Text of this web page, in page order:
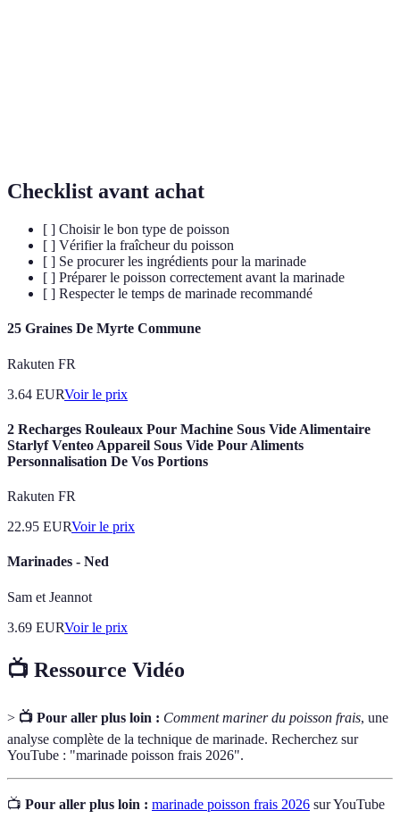
Checklist avant achat
[ ] Choisir le bon type de poisson
[ ] Vérifier la fraîcheur du poisson
[ ] Se procurer les ingrédients pour la marinade
[ ] Préparer le poisson correctement avant la marinade
[ ] Respecter le temps de marinade recommandé
25 Graines De Myrte Commune
Rakuten FR
3.64 EURVoir le prix
2 Recharges Rouleaux Pour Machine Sous Vide Alimentaire
Starlyf Venteo Appareil Sous Vide Pour Aliments
Personnalisation De Vos Portions
Rakuten FR
22.95 EURVoir le prix
Marinades - Ned
Sam et Jeannot
3.69 EURVoir le prix
📺 Ressource Vidéo
> 📺 Pour aller plus loin : Comment mariner du poisson frais, une
analyse complète de la technique de marinade. Recherchez sur
YouTube : "marinade poisson frais 2026".
📺 Pour aller plus loin : marinade poisson frais 2026 sur YouTube